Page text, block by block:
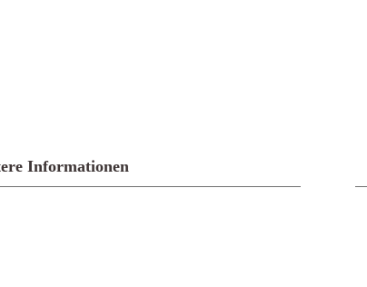
Informationen